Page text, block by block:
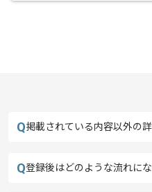
Q掲載されている内容以外の
Q登録後はどのような流れに